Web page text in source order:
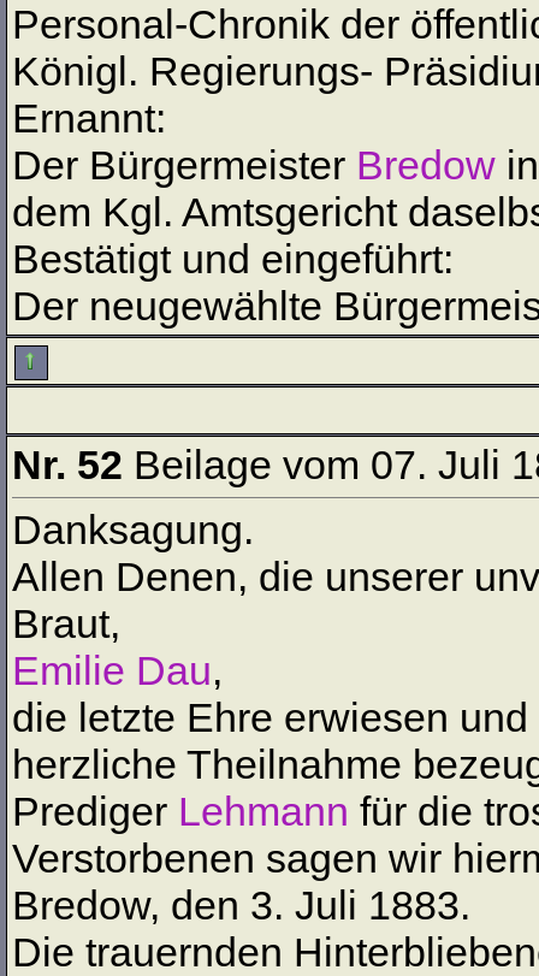
Personal-Chronik der
Königl. Regierungs-
Ernannt:
Der Bürgermeister Bredow
dem Kgl. Amtsgericht
Bestätigt und eingeführt:
Der neugewählte
Nr. 52 Beilage vom 07. Juli
Danksagung.
Allen Denen, die unserer
Braut,
Emilie Dau,
die letzte Ehre erwiesen
herzliche Theilnahme
Prediger Lehmann für die
Verstorbenen sagen wir
Bredow, den 3. Juli 1883.
Die trauernden